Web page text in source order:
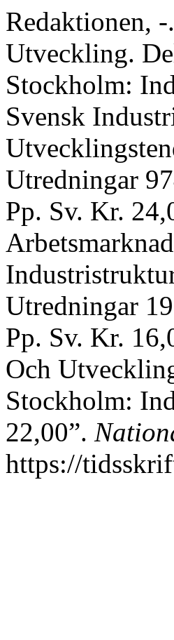
Redaktionen,
Utveckling.
Stockholm:
Svensk
Utredningar
Pp. Sv. Kr.
Utredningar
Pp. Sv. Kr.
Och
Stockholm:
22,00”.
https://